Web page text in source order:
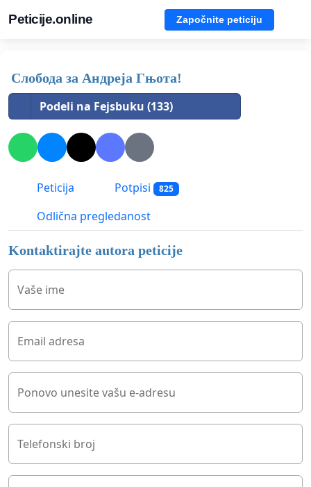
Peticije.online Započnite peticiju
Слобода за Андреjа Гњота!
Podeli na Fejsbuku (133)
Peticija Potpisi 825
Odlična pregledanost
Kontaktirajte autora peticije
Vaše ime
Email adresa
Ponovo unesite vašu e-adresu
Telefonski broj